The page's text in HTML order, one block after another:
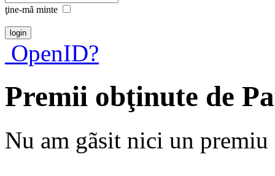
ţine-mã minte
OpenID?
Premii obţinute de
Nu am gãsit nici un premiu